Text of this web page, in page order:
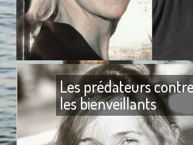
Les prédateurs
les bienveillants